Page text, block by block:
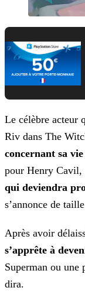
Le célèbre acteur
Riv dans The
concernant sa
pour Henry Cavil,
qui deviendra
s’annonce de
Après avoir
s’apprête à
Superman ou une
dira.